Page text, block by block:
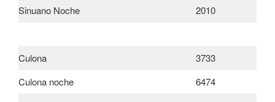
Sinuano Noche
2010
Culona
3733
Culona noche
6474